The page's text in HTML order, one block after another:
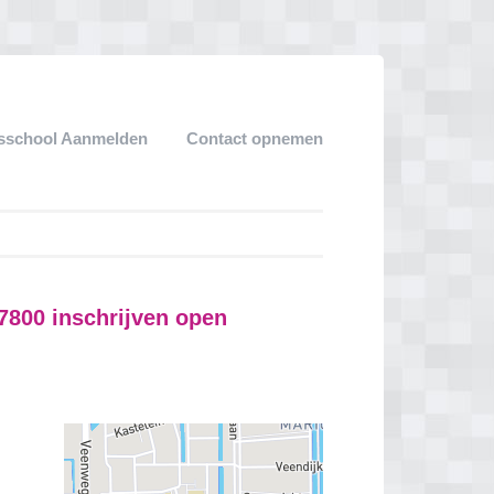
Aanmelden Contact opnemen
inschrijven open